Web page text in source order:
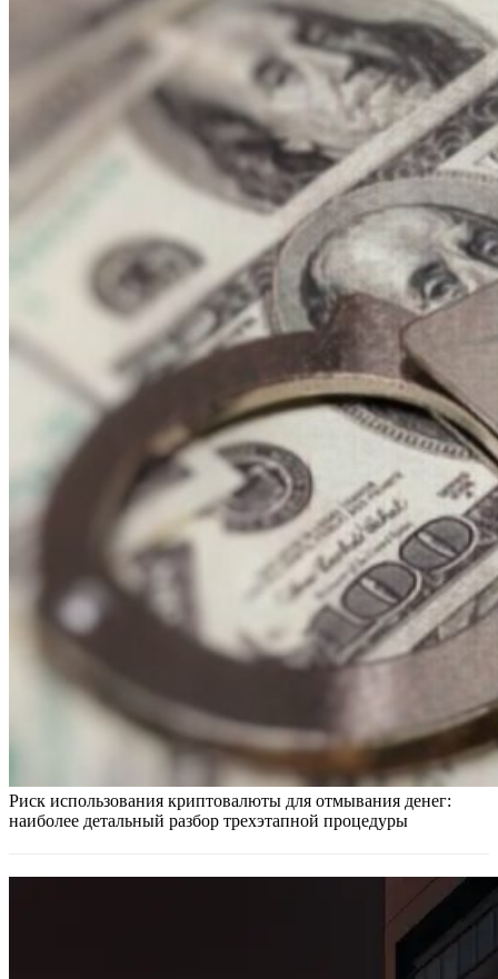
Риск использования криптовалюты для отмывания денег:
наиболее детальный разбор трехэтапной процедуры